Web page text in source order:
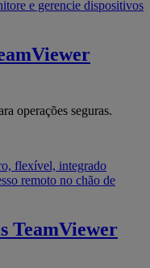
e gerencie dispositivos
operações seguras.
flexível, integrado
remoto no chão de
TeamViewer